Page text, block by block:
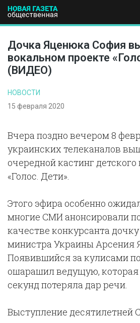
ПОЛИТИКА
Дочка Яценюка София
вокальном проекте
(ВИДЕО)
НОВОСТИ
15 февраля 2020
Вчера поздно вечером 8
украинских телеканалов
очередной кастинг
«Голос. Дети».
Этого эфира особенно
многие СМИ анонсировали
качестве конкурсанта
министра Украины Арсения
Появившийся за кулисами
ошарашил ведущую, которая
секунд потеряла дар речи.
Выступление десятилетней